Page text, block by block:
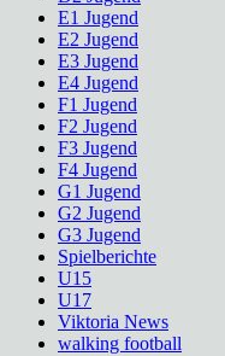
E1 Jugend
E2 Jugend
E3 Jugend
E4 Jugend
F1 Jugend
F2 Jugend
F3 Jugend
F4 Jugend
G1 Jugend
G2 Jugend
G3 Jugend
Spielberichte
U15
U17
Viktoria News
walking football